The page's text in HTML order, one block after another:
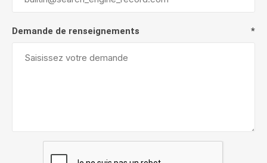
Demande de renseignements *